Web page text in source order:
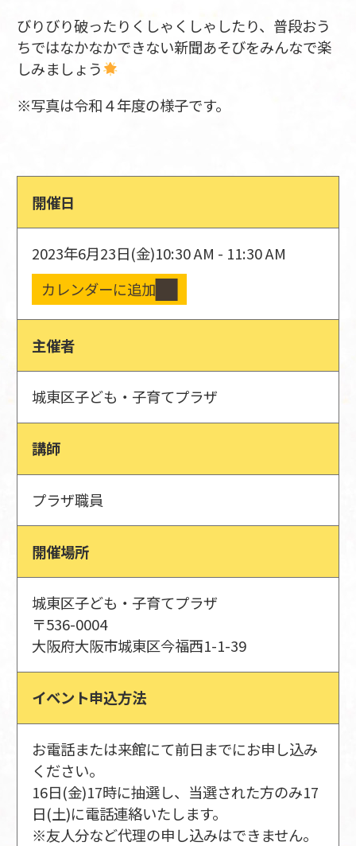
びりびり破ったりくしゃくしゃしたり、普段おう
ちではなかなかできない新聞あそびをみんなで楽
しみましょう
※写真は令和４年度の様子です。
開催日
2023年6月23日(金)10:30 AM - 11:30 AM
カレンダーに追加
主催者
城東区子ども・子育てプラザ
講師
プラザ職員
開催場所
城東区子ども・子育てプラザ
〒536-0004
大阪府大阪市城東区今福西1-1-39
イベント申込方法
お電話または来館にて前日までにお申し込み
ください。
16日(金)17時に抽選し、当選された方のみ17
日(土)に電話連絡いたします。
※友人分など代理の申し込みはできません。